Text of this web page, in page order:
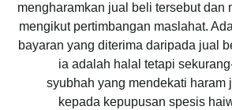
mengharamkan jual beli tersebut dan
mengikut pertimbangan maslahat.
bayaran yang diterima daripada jual
ia adalah halal tetapi
syubhah yang mendekati haram
kepada kepupusan spesis